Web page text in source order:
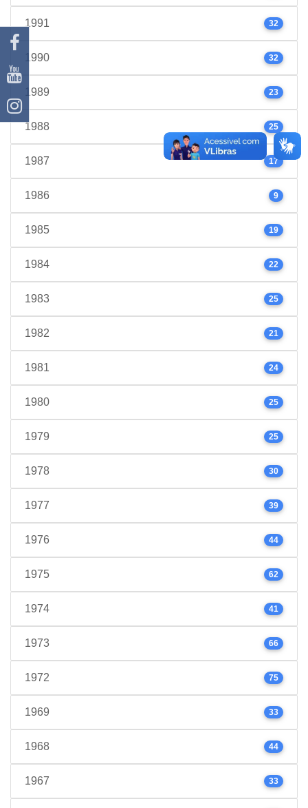
1991 32
1990 32
1989 23
1988 25
1987 17
1986 9
1985 19
1984 22
1983 25
1982 21
1981 24
1980 25
1979 25
1978 30
1977 39
1976 44
1975 62
1974 41
1973 66
1972 75
1969 33
1968 44
1967 33